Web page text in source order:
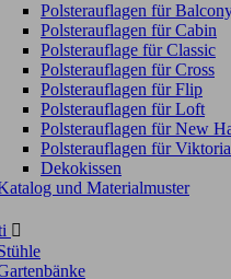
Polsterauflagen für
Polsterauflagen für Cabin
Polsterauflage für Classic
Polsterauflagen für Cross
Polsterauflagen für Flip
Polsterauflagen für Loft
Polsterauflagen für New
Polsterauflagen für
Dekokissen
und Materialmuster
